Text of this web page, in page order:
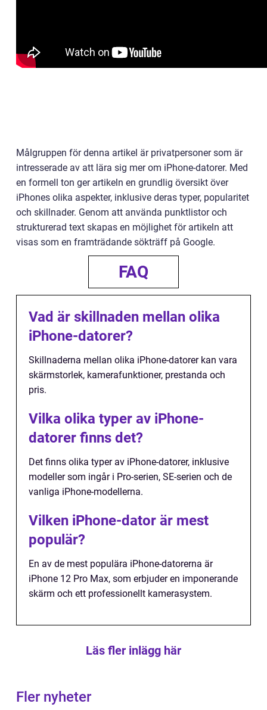
Målgruppen för denna artikel är privatpersoner som är
intresserade av att lära sig mer om iPhone-datorer. Med
en formell ton ger artikeln en grundlig översikt över
iPhones olika aspekter, inklusive deras typer, popularitet
och skillnader. Genom att använda punktlistor och
strukturerad text skapas en möjlighet för artikeln att
visas som en framträdande sökträff på Google.
FAQ
Vad är skillnaden mellan olika
iPhone-datorer?
Skillnaderna mellan olika iPhone-datorer kan vara
skärmstorlek, kamerafunktioner, prestanda och
pris.
Vilka olika typer av iPhone-
datorer finns det?
Det finns olika typer av iPhone-datorer, inklusive
modeller som ingår i Pro-serien, SE-serien och de
vanliga iPhone-modellerna.
Vilken iPhone-dator är mest
populär?
En av de mest populära iPhone-datorerna är
iPhone 12 Pro Max, som erbjuder en imponerande
skärm och ett professionellt kamerasystem.
Läs fler inlägg här
Fler nyheter